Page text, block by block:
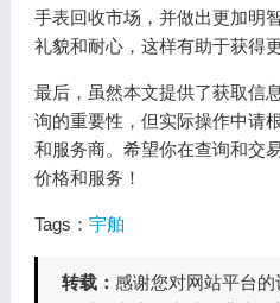
手表回收市场，并做出更加明
礼貌和耐心，这样有助于获得
最后，虽然本文提供了获取信
询的重要性，但实际操作中请
和服务商。希望你在查询和交
价格和服务！
Tags： 宇舶
转载： 感谢您对网站平台